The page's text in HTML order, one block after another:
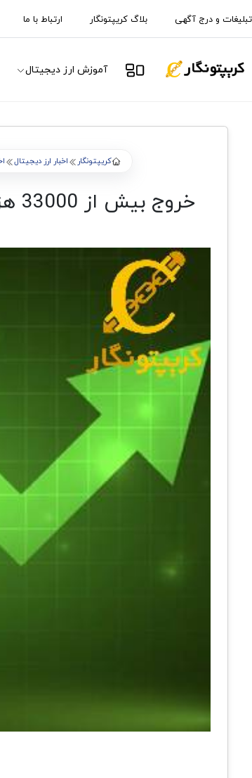
تبلیغات و درج آگهی بلاگ کریپتونگار ارتباط با ما
آموزش ارز دیجیتال
کریپتونگار اخبار ارز دیجیتال